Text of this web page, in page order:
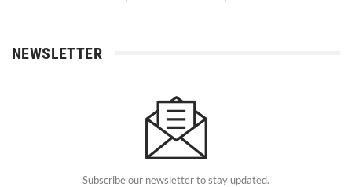
NEWSLETTER
Subscribe our newsletter to stay updated.